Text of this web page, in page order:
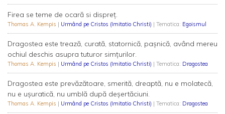
Firea se teme de ocară si dispreţ.
Thomas A. Kempis | Urmând pe Cristos (Imitatio Christi) | Tematica: Egoismul
Dragostea este trează, curată, statornică, paşnică, având mereu
ochiul deschis asupra tuturor simţurilor.
Thomas A. Kempis | Urmând pe Cristos (Imitatio Christi) | Tematica: Dragostea
Dragostea este prevăzătoare, smerită, dreaptă, nu e molatecă,
nu e uşuratică, nu umblă după deşertăciuni.
Thomas A. Kempis | Urmând pe Cristos (Imitatio Christi) | Tematica: Dragostea